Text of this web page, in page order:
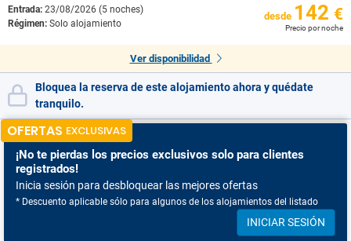
Entrada: 23/08/2026 (5 noches)
Régimen: Solo alojamiento
desde 142 €
Precio por noche
Ver disponibilidad
Bloquea la reserva de este alojamiento ahora y quédate
tranquilo.
OFERTAS EXCLUSIVAS
¡No te pierdas los precios exclusivos solo para clientes
registrados!
Inicia sesión para desbloquear las mejores ofertas
* Descuento aplicable sólo para algunos de los alojamientos del listado
INICIAR SESIÓN